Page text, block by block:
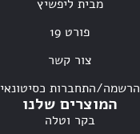
מבית ליפשיץ
פורט 19
צור קשר
הרשמה/התחברות כסיטונאי
המוצרים שלנו
בקר וטלה